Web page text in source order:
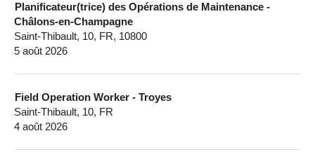
Planificateur(trice) des Opérations de Maintenance -
Châlons-en-Champagne
Saint-Thibault, 10, FR, 10800
5 août 2026
Field Operation Worker - Troyes
Saint-Thibault, 10, FR
4 août 2026